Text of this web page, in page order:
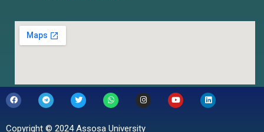
F
a
c
b
T
e
l
g
T
w
i
t
W
h
a
s
I
n
s
a
Y
o
u
L
i
n
Copyright © 2024 Assosa University